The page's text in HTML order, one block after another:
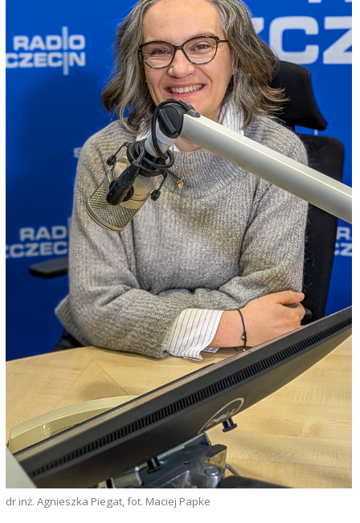
dr inż. Agnieszka Piegat, fot. Maciej Papke